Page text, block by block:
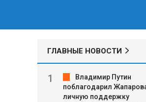
ГЛАВНЫЕ НОВОСТИ
Владимир Путин
поблагодарил
личную поддержку